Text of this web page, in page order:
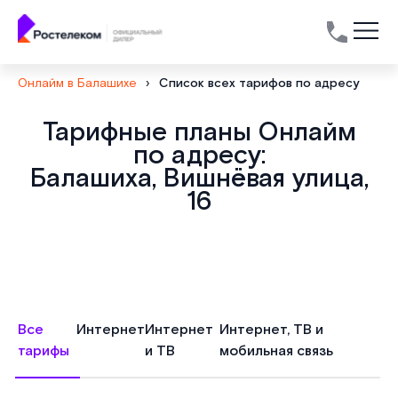
Онлайм в Балашихе › Список всех тарифов по адресу
Тарифные планы Онлайм
по адресу:
Балашиха, Вишнёвая улица,
16
Все
тарифы
ИнтернетИнтернет
и ТВ
Интернет, ТВ и
мобильная связь